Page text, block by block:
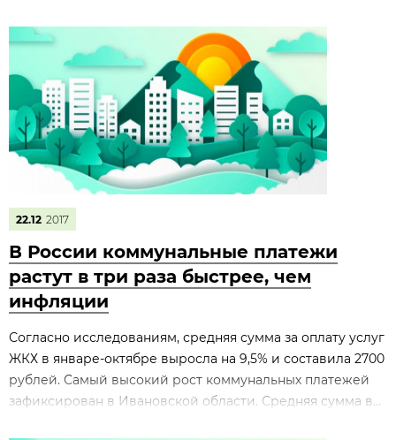
22.12 2017
В России коммунальные платежи
растут в три раза быстрее, чем
инфляции
Согласно исследованиям, средняя сумма за оплату услуг
ЖКХ в январе-октябре выросла на 9,5% и составила 2700
рублей. Самый высокий рост коммунальных платежей
зафиксирован в Ивановской области. Средняя сумма в...